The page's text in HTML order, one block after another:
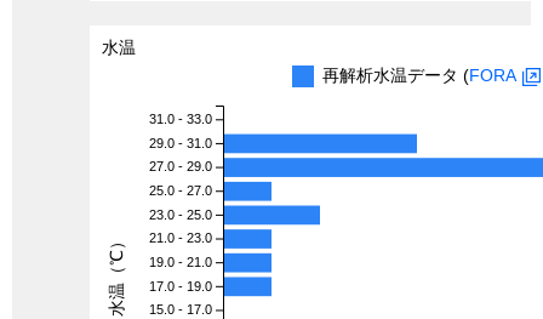
水温
再解析水温データ (FORA
31.0 - 33.0
29.0 - 31.0
27.0 - 29.0
25.0 - 27.0
23.0 - 25.0
21.0 - 23.0
19.0 - 21.0
17.0 - 19.0
15.0 - 17.0
水温（℃）